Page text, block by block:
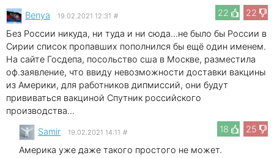
22
22
Benya 19.02.2021 12:31 #
Без России никуда, ни туда и ни сюда...не было бы России в
Сирии список пропавших пополнился бы ещё один именем.
На сайте Госдепа, посольство сша в Москве, разместила
оф.заявление, что ввиду невозможности доставки вакцины
из Америки, для работников дипмиссий, они будут
прививаться вакциной Спутник российского
производства...
18
25
Samir 19.02.2021 14:11 #
Америка уже даже такого простого не может.